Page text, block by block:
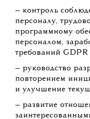
— контроль
персоналу,
программному
персоналом,
требований GDPR
— руководство
повторением
и улучшение
— развитие